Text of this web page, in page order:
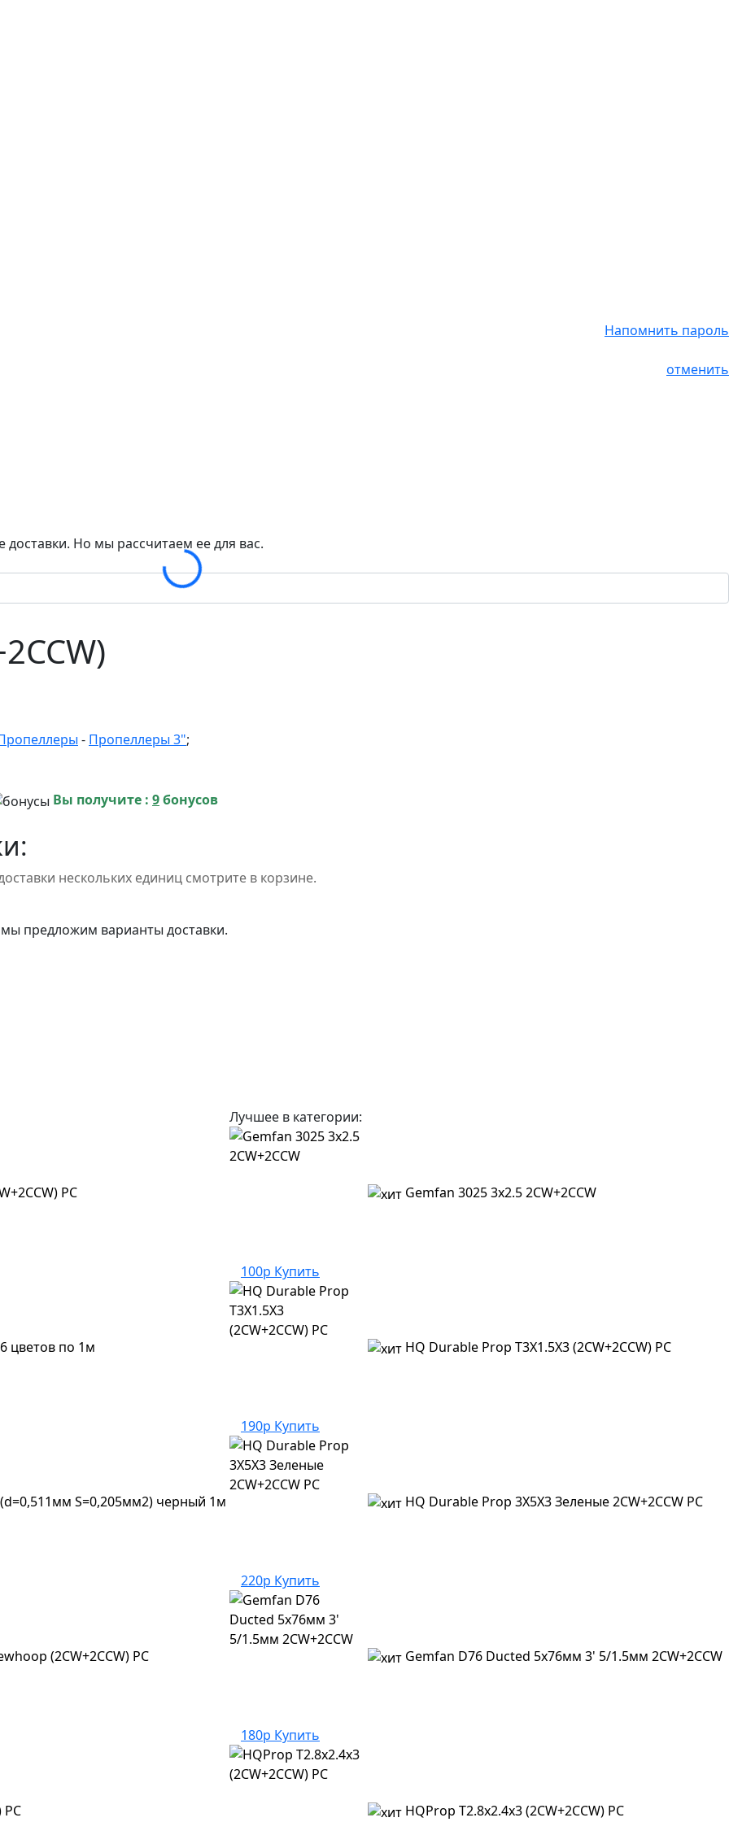
Напомнить пароль
отменить
Но мы рассчитаем ее для вас.
Loading...
- Пропеллеры 3";
Вы получите : 9бонусов
нескольких единиц смотрите в корзине.
предложим варианты доставки.
PC
цветов по 1м
S=0,205мм2) черный 1м
(2CW+2CCW) PC
PC
Лучшее в категории:
Gemfan 3025 3x2.5 2CW+2CCW
100р Купить
HQ Durable Prop T3X1.5X3 (2CW+2CCW) PC
190р Купить
HQ Durable Prop 3X5X3 Зеленые 2CW+2CCW PC
220р Купить
Gemfan D76 Ducted 5x76мм 3' 5/1.5мм 2CW+2CCW
180р Купить
HQProp T2.8x2.4x3 (2CW+2CCW) PC